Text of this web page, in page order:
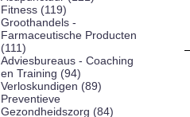
Fitness (119)
Groothandels -
Farmaceutische Producten
(111)
Adviesbureaus - Coaching
en Training (94)
Verloskundigen (89)
Preventieve
Gezondheidszorg (84)